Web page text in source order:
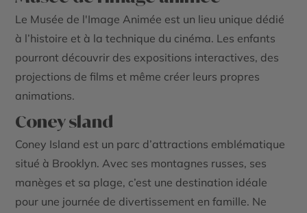
Le Musée de l'Image Animée est un lieu unique dédié
à l’histoire et à la technique du cinéma. Les enfants
pourront découvrir des expositions interactives, des
projections de films et même créer leurs propres
animations.
Coney sland
Coney Island est un parc d’attractions emblématique
situé à Brooklyn. Avec ses montagnes russes, ses
manèges et sa plage, c’est une destination idéale
pour une journée de divertissement en famille. Ne